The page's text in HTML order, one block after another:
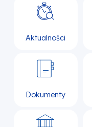
Aktualności
Dokumenty